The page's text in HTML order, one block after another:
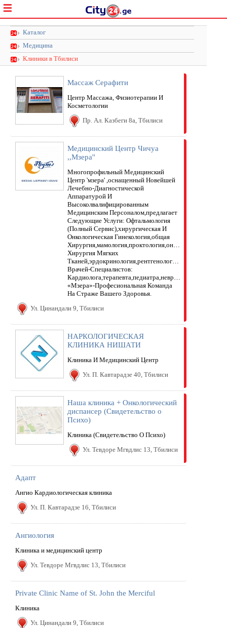
Каталог
Медицина
Клиники в Тбилиси
Массаж Серафити
Центр Массажа, Физиотерапии И
Косметологии
Пр. Ал. Казбеги 8a, Тбилиси
Медицинский Центр Чичуа
,,Мзера''
Многопрофильный Медицинский
Центр 'мзера' ,оснащенный Новейшей
Лечебно-Диагностической
Аппаратурой И
Высоколвалифицированным
Медицинским Персоналом,предлагает
Следующие Услуги: Офтальмология
(Полный Сервис),хирургическая И
Онкологическая Гинекология,общая
Хирургия,мамология,проктология,онко-
Хирургия Мягких
Врачей-Специалистов:
«Мзера»-Професиональная Команда
На Страже Вашего Здоровья.
Ул. Цинандали 9, Тбилиси
НАРКОЛОГИЧЕСКАЯ
КЛИНИКА НИШАТИ
Клиника И Медицинский Центр
Ул. П. Кавтарадзе 40, Тбилиси
Наша клиника + Онкологический
диспансер (Свидетельство о
Психо)
Клиника (Свидетельство О Психо)
Ул. Тевдоре Мгвдлис 13, Тбилиси
Aдапт
Ангио Кардиологическая клиника
Ул. П. Кавтарадзе 16, Тбилиси
Aнгиология
Клиника и медицинский центр
Ул. Тевдоре Мгвдлис 13, Тбилиси
Private Clinic Name of St. John the Merciful
Клиника
Ул. Цинандали 9, Тбилиси